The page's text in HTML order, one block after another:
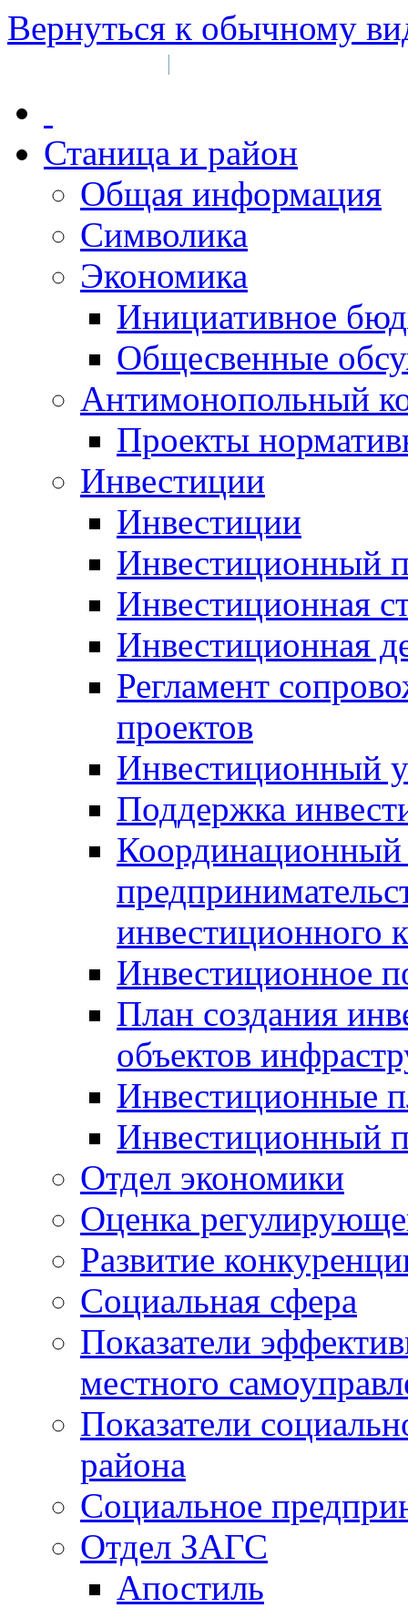
Вернуться к обычному
|
Станица и район
Общая информация
Символика
Экономика
Инициативное
Общесвенные
Антимонопольный
Проекты
Инвестиции
Инвестиции
Инвестиционный
Инвестиционная
Инвестиционная
Регламент
проектов
Инвестиционный
Поддержка
Координационный
инвестиционного
Инвестиционное
План создания
объектов
Инвестиционные
Инвестиционный
Отдел экономики
Оценка
Развитие
Социальная сфера
Показатели
местного
Показатели
района
Социальное
Отдел ЗАГС
Апостиль